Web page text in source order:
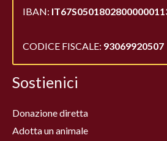
IBAN:
CODICE FISCALE: 93069920507
Sostienici
Donazione diretta
Adotta un animale